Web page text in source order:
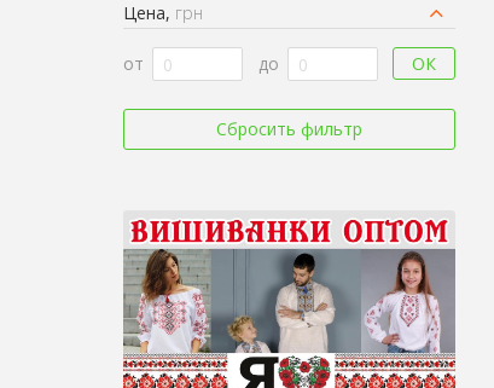
Цена, грн
от до ОК
Сбросить фильтр